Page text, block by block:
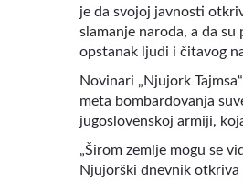
je da svojoj javnosti
slamanje naroda, a da
opstanak ljudi i čitavog
Novinari „Njujork
meta bombardovanja
jugoslovenskoj armiji,
„Širom zemlje mogu se
Njujorški dnevnik